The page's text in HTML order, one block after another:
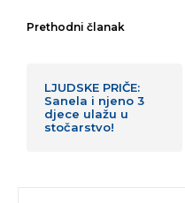
Prethodni članak
LJUDSKE PRIČE:
Sanela i njeno 3
djece ulažu u
stočarstvo!